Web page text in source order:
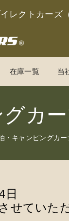
レクトカーズ
在庫一覧 当
カ
・キャンピングカー
日
せていた